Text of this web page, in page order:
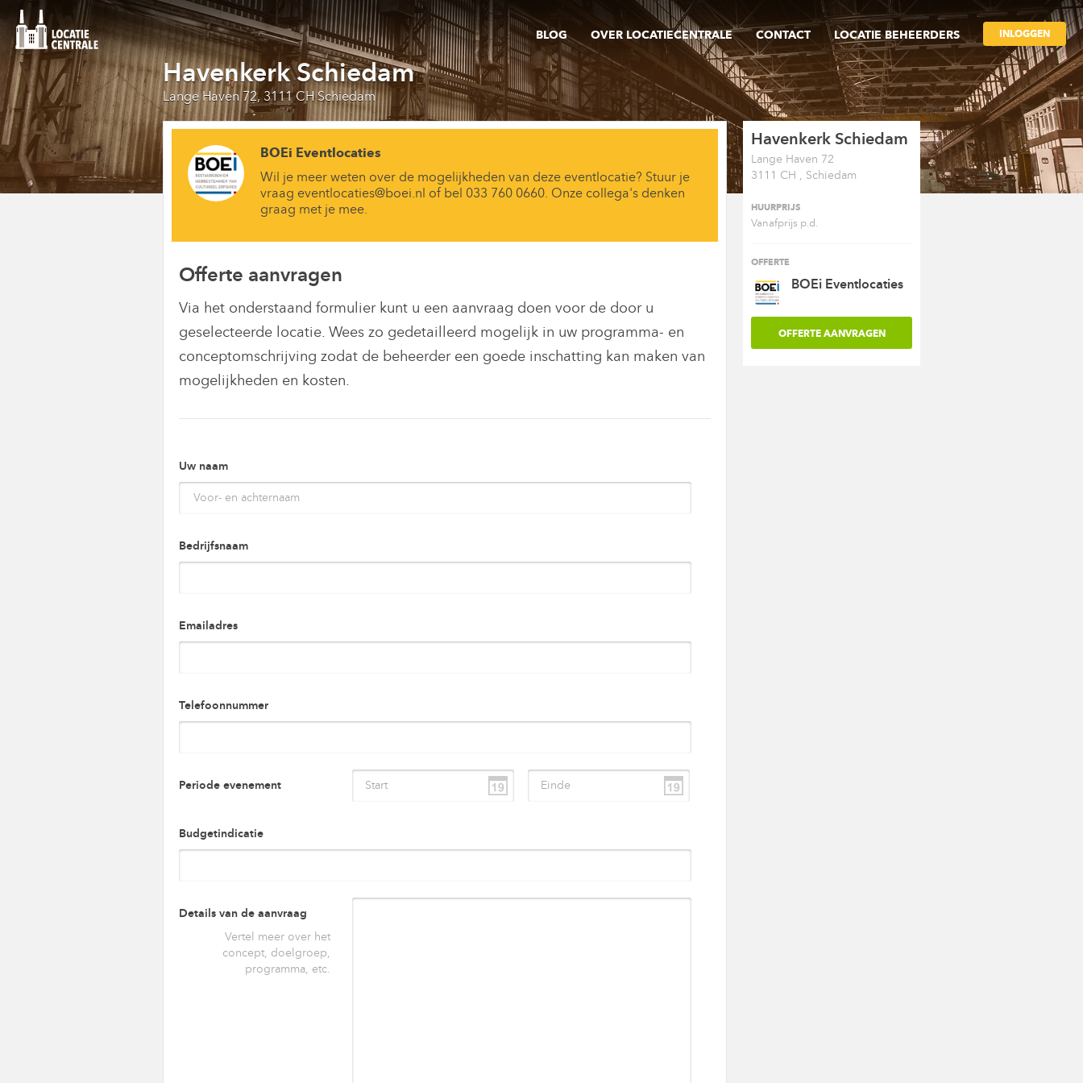
BLOG OVER LOCATIECENTRALE CONTACT LOCATIE BEHEERDERS INLOGGEN
Havenkerk Schiedam
Lange Haven 72, 3111 CH Schiedam
BOEi Eventlocaties
Wil je meer weten over de mogelijkheden van deze eventlocatie? Stuur je
vraag eventlocaties@boei.nl of bel 033 760 0660. Onze collega's denken
graag met je mee.
Offerte aanvragen
Via het onderstaand formulier kunt u een aanvraag doen voor de door u
geselecteerde locatie. Wees zo gedetailleerd mogelijk in uw programma- en
conceptomschrijving zodat de beheerder een goede inschatting kan maken van
mogelijkheden en kosten.
Uw naam
Bedrijfsnaam
Emailadres
Telefoonnummer
Periode evenement
Budgetindicatie
Details van de aanvraag
Vertel meer over het
concept, doelgroep,
programma, etc.
Havenkerk Schiedam
Lange Haven 72
3111 CH , Schiedam
HUURPRIJS
Vanafprijs p.d.
OFFERTE
BOEi Eventlocaties
OFFERTE AANVRAGEN